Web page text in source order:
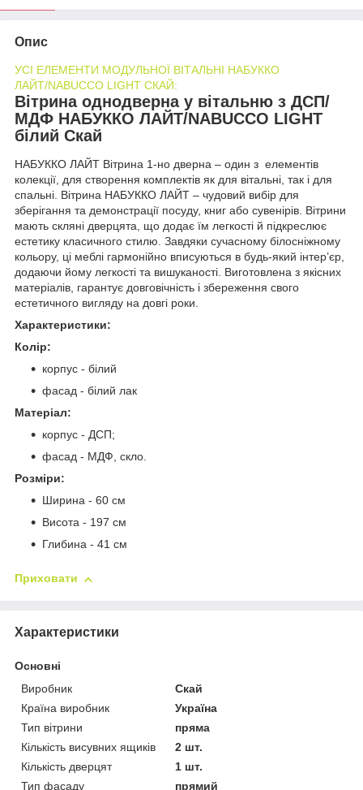
Опис
УСІ ЕЛЕМЕНТИ МОДУЛЬНОЇ ВІТАЛЬНІ НАБУККО
ЛАЙТ/NABUCCO LIGHT СКАЙ:
Вітрина однодверна у вітальню з ДСП/
МДФ НАБУККО ЛАЙТ/NABUCCO LIGHT
білий Скай
НАБУККО ЛАЙТ Вітрина 1-но дверна – один з елементів
колекції, для створення комплектів як для вітальні, так і для
спальні. Вітрина НАБУККО ЛАЙТ – чудовий вибір для
зберігання та демонстрації посуду, книг або сувенірів. Вітрини
мають скляні дверцята, що додає їм легкості й підкреслює
естетику класичного стилю. Завдяки сучасному білосніжному
кольору, ці меблі гармонійно вписуються в будь-який інтер’єр,
додаючи йому легкості та вишуканості. Виготовлена з якісних
матеріалів, гарантує довговічність і збереження свого
естетичного вигляду на довгі роки.
Характеристики:
Колір:
корпус - білий
фасад - білий лак
Матеріал:
корпус - ДСП;
фасад - МДФ, скло.
Розміри:
Ширина - 60 см
Висота - 197 см
Глибина - 41 см
Приховати
Характеристики
Основні
Виробник
Скай
Країна виробник
Україна
Тип вітрини
пряма
Кількість висувних ящиків
2 шт.
Кількість дверцят
1 шт.
Тип фасаду
прямий